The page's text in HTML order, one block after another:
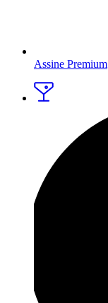
Assine Premium